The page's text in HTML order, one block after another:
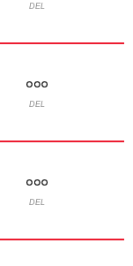
DEL
DEL
DEL